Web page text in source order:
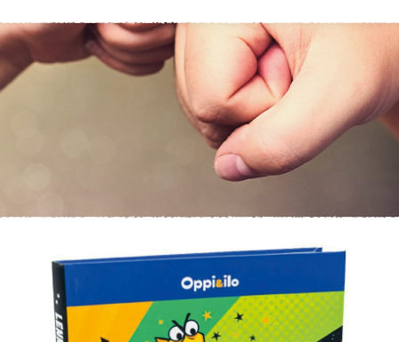
KIRJAUDU SISÄÄN
Etkö ole vielä asiakkaamme?
Luo asiakastili tästä!